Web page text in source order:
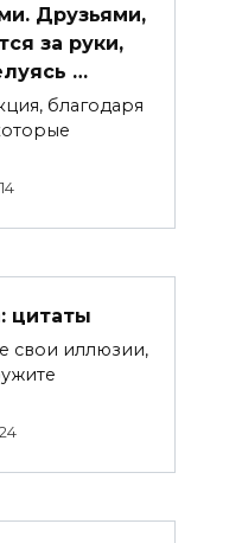
Друзьями,
за руки,
…
благодаря
14
цитаты
свои иллюзии,
24